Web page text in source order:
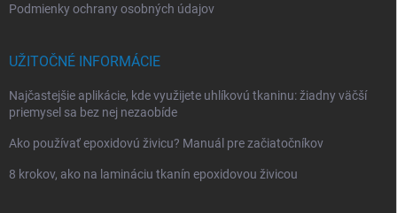
Podmienky ochrany osobných údajov
UŽITOČNÉ INFORMÁCIE
Najčastejšie aplikácie, kde využijete uhlíkovú tkaninu: žiadny väčší
priemysel sa bez nej nezaobíde
Ako používať epoxidovú živicu? Manuál pre začiatočníkov
8 krokov, ako na lamináciu tkanín epoxidovou živicou